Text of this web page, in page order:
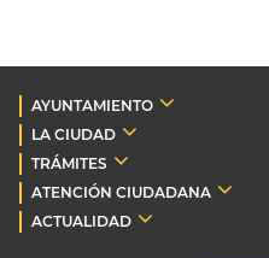
AYUNTAMIENTO
LA CIUDAD
TRÁMITES
ATENCIÓN CIUDADANA
ACTUALIDAD